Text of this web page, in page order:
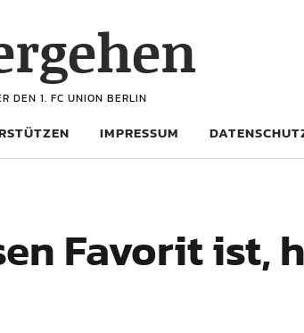
DEN 1. FC UNION BERLIN
IMPRESSUM
Favorit ist,